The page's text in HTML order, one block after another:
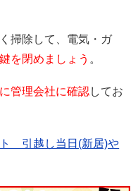
掃除して、電気・ガ
を閉めましょう 。
管理会社に確認してお
引越し当日(新居)や